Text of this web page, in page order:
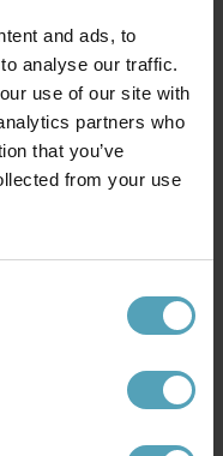
and ads, to
analyse our traffic.
use of our site with
partners who
that you’ve
from your use
Ø25 taklampa
kr